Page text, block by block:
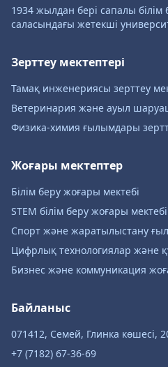
1934 жылдан бері сапалы білім
саласындағы жетекші
Зерттеу мектептері
Тамақ инженериясы зерттеу
Ветеринария және ауыл
Физика-химия ғылымдары
Жоғары мектептер
Білім беру жоғары мектебі
STEM білім беру жоғары мектебі
Спорт және жаратылыстану
Цифрлық технологиялар және
Бизнес және коммуникация
Байланыс
071412, Семей, Глинка көшесі,
+7 (7182) 67-36-69